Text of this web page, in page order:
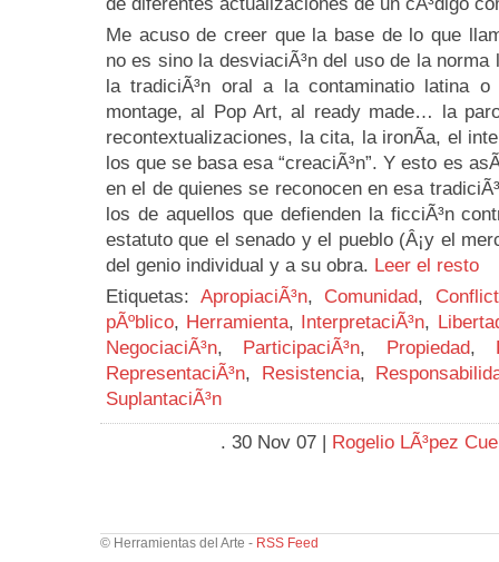
Me acuso de creer que la base de lo que
no es sino la desviaciÃ³n del uso de la
la tradiciÃ³n oral a la contaminatio latina
montage, al Pop Art, al ready made… la
recontextualizaciones, la cita, la ironÃ­a, el
los que se basa esa “creaciÃ³n”. Y esto es
en el de quienes se reconocen en esa
los de aquellos que defienden la ficciÃ³n
estatuto que el senado y el pueblo (Â¡y el
del genio individual y a su obra. Leer el resto
Etiquetas: ApropiaciÃ³n, Comunidad,
pÃºblico, Herramienta, InterpretaciÃ³n,
NegociaciÃ³n, ParticipaciÃ³n, Propiedad,
RepresentaciÃ³n, Resistencia,
SuplantaciÃ³n
. 30 Nov 07 | Rogelio LÃ³pez
© Herramientas del Arte - RSS Feed